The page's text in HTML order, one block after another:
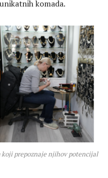
komada.
prepoznaje njihov potencijal